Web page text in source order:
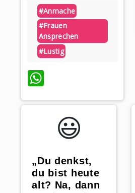
#anmache
#frauen
Ansprechen
#lustig
WhatsApp
😃️
„Du denkst,
du bist heute
alt? Na, dann